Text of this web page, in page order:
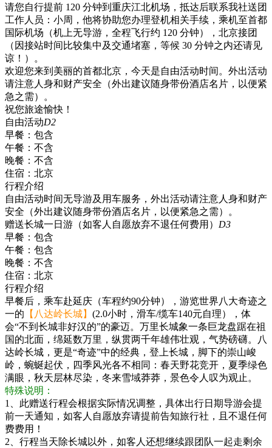
请您自行提前 120 分钟到重庆江北机场，抵达后联系我社送团
工作人员：小周，他将协助您办理登机相关手续，乘机至首都
国际机场（机上无导游，全程飞行约 120 分钟），北京接团
（因接站时间比较集中及交通堵塞，等候 30 分钟之内还请见
谅！）。
欢迎您来到美丽的首都北京，今天是自由活动时间。外出活动
请注意人身和财产安全（外出建议随身带份酒店名片，以便紧
急之需）。
祝您旅途愉快！
自由活动D2
早餐： 包含
午餐： 不含
晚餐： 不含
住宿： 北京
行程介绍
自由活动时间无导游及用车服务，外出活动请注意人身和财产
安全（外出建议随身带份酒店名片，以便紧急之需）。
赠送长城一日游（如客人自愿放弃不退任何费用） D3
早餐： 包含
午餐： 包含
晚餐： 不含
住宿： 北京
行程介绍
早餐后，乘车赴延庆（车程约90分钟），游览世界八大奇迹之
一的 【八达岭长城】 (2.0小时，滑车/缆车140元自理），体
会“不到长城非好汉的”的豪迈。万里长城象一条巨龙盘踞在祖
国的北面，绵延数万里，纵贯两千年雄伟壮观，气势磅礴。八
达岭长城，更是“奇迹”中的经典，登上长城，脚下的崇山峻
岭，蜿蜒起伏，四季风光各不相同：春天野花竞开，夏季绿色
满眼，秋天层林尽染，冬来雪域莽莽，景色令人叹为观止。
特殊说明：
1、此赠送行程会根据实际情况调整，具体出行日期导游会提
前一天通知，如客人自愿放弃请提前告知旅行社，且不退任何
费费用！
2、行程当天除长城以外，如客人还想继续跟团队一起走剩余